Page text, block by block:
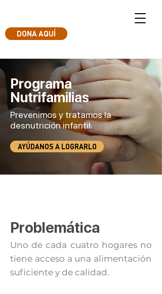
DONA AQUÍ
Programa
Nutrifamilias
Prevenimos y tratamos la
desnutrición infantil.
AYÚDANOS A LOGRARLO
Problemática
Uno de cada cuatro hogares no
tiene acceso a una alimentación
suficiente y de calidad.